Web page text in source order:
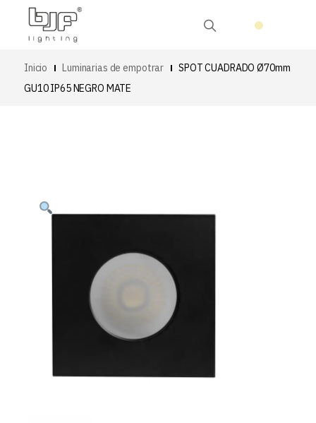
Inicio Luminarias de empotrar
SPOT CUADRADO Ø70mm
GU10 IP65 NEGRO MATE